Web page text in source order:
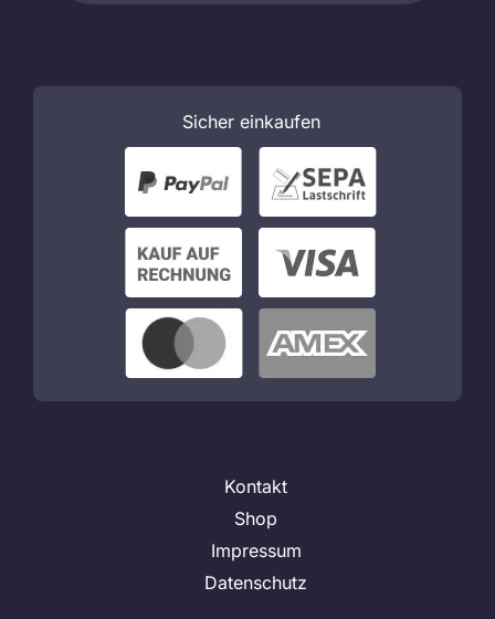
Sicher einkaufen
Kontakt
Shop
Impressum
Datenschutz